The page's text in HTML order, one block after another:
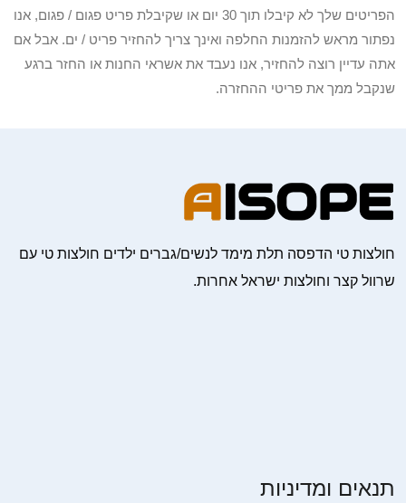
הפריטים שלך לא קיבלו תוך 30 יום או שקיבלת פריט פגום / פגום, אנו
נפתור מראש להזמנות החלפה ואינך צריך להחזיר פריט / ים. אבל אם
אתה עדיין רוצה להחזיר, אנו נעבד את אשראי החנות או החזר ברגע
שנקבל ממך את פריטי ההחזרה.
חולצות טי הדפסה תלת מימד לנשים/גברים ילדים חולצות טי עם
שרוול קצר וחולצות ישראל אחרות.
תנאים ומדיניות